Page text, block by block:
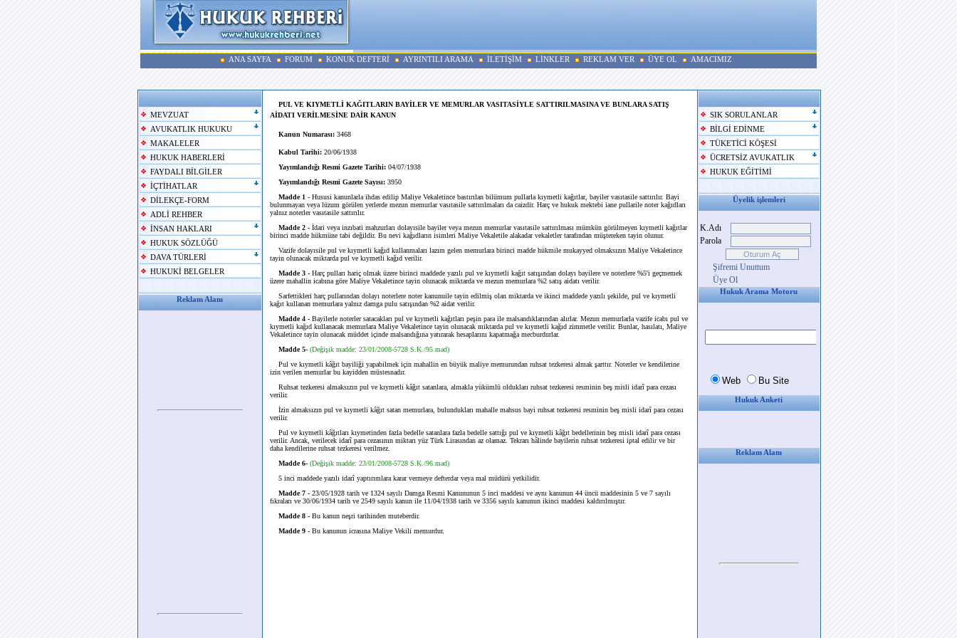
ANA SAYFA FORUM KONUK DEFTERİ AYRINTILI ARAMA İLETİŞİM LİNKLER REKLAM VER ÜYE OL AMACIMIZ
MEVZUAT
AVUKATLIK HUKUKU
MAKALELER
HUKUK HABERLERİ
FAYDALI BİLGİLER
İÇTİHATLAR
DİLEKÇE-FORM
ADLİ REHBER
İNSAN HAKLARI
HUKUK SÖZLÜĞÜ
DAVA TÜRLERİ
HUKUKİ BELGELER
Reklam Alanı
PUL VE KIYMETLİ KAĞITLARIN BAYİLER VE MEMURLAR VASITASİYLE SATTIRILMASINA VE BUNLARA SATIŞ
AİDATI VERİLMESİNE DAİR KANUN
Kanun Numarası: 3468
Kabul Tarihi: 20/06/1938
Yayımlandığı Resmi Gazete Tarihi: 04/07/1938
Yayımlandığı Resmi Gazete Sayısı: 3950
Madde 1 - Hususi kanunlarla ihdas edilip Maliye Vekaletince bastırılan bilümum pullarla kıymetli kağıtlar, bayiler vasıtasile sattırılır. Bayi
bulunmayan veya lüzum görülen yerlerde mezun memurlar vasıtasile sattırılmaları da caizdir. Harç ve hukuk mektebi iane pullarile noter kağıdları
yalnız noterler vasıtasile sattırılır.
Madde 2 - İdari veya inzıbati mahzurları dolayısile bayiler veya mezun memurlar vasıtasile sattırılması mümkün görülmeyen kıymetli kağıtlar
birinci madde hükmüne tabi değildir. Bu nevi kağıdların isimleri Maliye Vekaletile alakadar vekaletler tarafından müştereken tayin olunur.
Vazife dolayısile pul ve kıymetli kağıd kullanmaları lazım gelen memurlara birinci madde hükmile mukayyed olmaksızın Maliye Vekaletince
tayin olunacak miktarda pul ve kıymetli kağıd verilir.
Madde 3 - Harç pulları hariç olmak üzere birinci maddede yazılı pul ve kıymetli kağıt satışından dolayı bayilere ve noterlere %5'i geçmemek
üzere mahallin icabına göre Maliye Vekaletince tayin olunacak miktarda ve mezun memurlara %2 satış aidatı verilir.
Sarfettikleri harç pullarından dolayı noterlere noter kanunuile tayin edilmiş olan miktarda ve ikinci maddede yazılı şekilde, pul ve kıymetli
kağıt kullanan memurlara yalnız damga pulu satışından %2 aidat verilir.
Madde 4 - Bayilerle noterler satacakları pul ve kıymetli kağıtları peşin para ile malsandıklarından alırlar. Mezun memurlarla vazife icabı pul ve
kıymetli kağıd kullanacak memurlara Maliye Vekaletince tayin olunacak miktarda pul ve kıymetli kağıd zimmetle verilir. Bunlar, hasılatı, Maliye
Vekaletince tayin olunacak müddet içinde malsandığına yatırarak hesaplarını kapatmağa mecburdurlar.
Madde 5- (Değişik madde: 23/01/2008-5728 S.K./95.mad)
Pul ve kıymetli kâğıt bayiliği yapabilmek için mahallin en büyük maliye memurundan ruhsat tezkeresi almak şarttır. Noterler ve kendilerine
izin verilen memurlar bu kayidden müstesnadır.
Ruhsat tezkeresi almaksızın pul ve kıymetli kâğıt satanlara, almakla yükümlü oldukları ruhsat tezkeresi resminin beş misli idarî para cezası
verilir.
İzin almaksızın pul ve kıymetli kâğıt satan memurlara, bulundukları mahalle mahsus bayi ruhsat tezkeresi resminin beş misli idarî para cezası
verilir.
Pul ve kıymetli kâğıtları kıymetinden fazla bedelle satanlara fazla bedelle sattığı pul ve kıymetli kâğıt bedellerinin beş misli idarî para cezası
verilir. Ancak, verilecek idarî para cezasının miktarı yüz Türk Lirasından az olamaz. Tekrarı hâlinde bayilerin ruhsat tezkeresi iptal edilir ve bir
daha kendilerine ruhsat tezkeresi verilmez.
Madde 6- (Değişik madde: 23/01/2008-5728 S.K./96.mad)
5 inci maddede yazılı idarî yaptırımlara karar vermeye defterdar veya mal müdürü yetkilidir.
Madde 7 - 23/05/1928 tarih ve 1324 sayılı Damga Resmi Kanununun 5 inci maddesi ve aynı kanunun 44 üncü maddesinin 5 ve 7 sayılı
fıkraları ve 30/06/1934 tarih ve 2549 sayılı kanun ile 11/04/1938 tarih ve 3356 sayılı kanunun ikinci maddesi kaldırılmıştır.
Madde 8 - Bu kanun neşri tarihinden muteberdir.
Madde 9 - Bu kanunun icrasına Maliye Vekili memurdur.
SIK SORULANLAR
BİLGİ EDİNME
TÜKETİCİ KÖŞESİ
ÜCRETSİZ AVUKATLIK
HUKUK EĞİTİMİ
Üyelik işlemleri
K.Adı
Parola
Şifremi Unuttum
Üye Ol
Hukuk Arama Motoru
Hukuk Anketi
Reklam Alanı